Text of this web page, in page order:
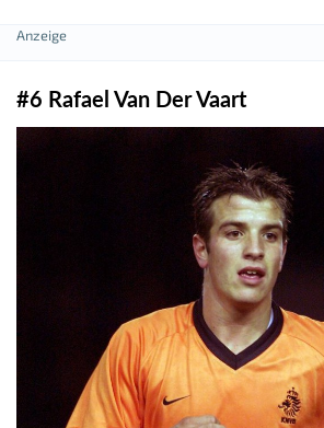
#6 Rafael Van Der Vaart